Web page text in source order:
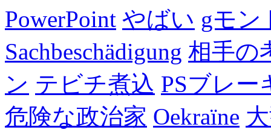
PowerPoint やばい gモン
Sachbeschädigung 相手の
ン テビチ煮込 PSブレー
危険な政治家 Oekraïne